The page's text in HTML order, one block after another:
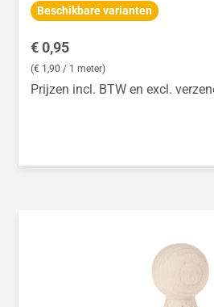
Beschikbare varianten
Normale prijs:
€ 0,95
(€ 1,90 / 1 meter)
Prijzen incl. BTW en excl.